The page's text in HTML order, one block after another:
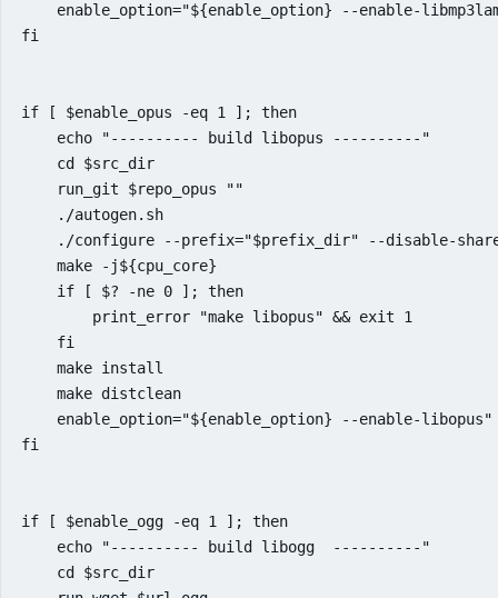
enable_option="${enable_option} --enable-
fi
if [ $enable_opus -eq 1 ]; then
    echo "---------- build libopus ----------"
    cd $src_dir
    run_git $repo_opus ""
    ./autogen.sh
./configure --prefix="$prefix_dir" --disable-
    make -j${cpu_core}
    if [ $? -ne 0 ]; then
        print_error "make libopus" && exit 1
    fi
    make install
    make distclean
    enable_option="${enable_option} --enable-libopus"
fi
if [ $enable_ogg -eq 1 ]; then
    echo "---------- build libogg  ----------"
    cd $src_dir